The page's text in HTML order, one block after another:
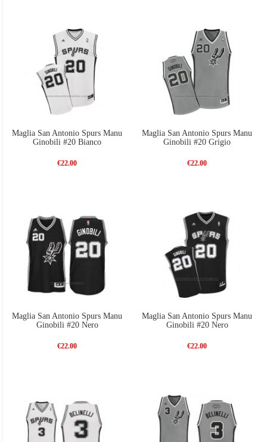
Maglia San Antonio Spurs Manu
Ginobili #20 Bianco
€22.00
Maglia San Antonio Spurs Manu
Ginobili #20 Grigio
€22.00
Maglia San Antonio Spurs Manu
Ginobili #20 Nero
€22.00
Maglia San Antonio Spurs Manu
Ginobili #20 Nero
€22.00